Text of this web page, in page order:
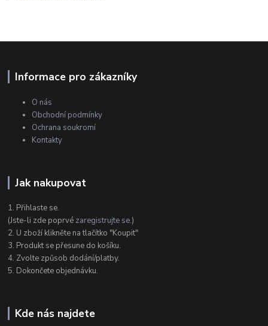
Informace pro zákazníky
O nás
Obchodní podmínky
Ochrana soukromí
Kontakty
Jak nakupovat
1. Přihlaste se.
(Jste-li zde poprvé zaregistrujte se.)
2. U zboží klikněte na tlačítko "Koupit"
3. Produkt se přesune do košíku.
4. Zvolte způsob dodání/platby.
5. Dokončete objednávku.
Kde nás najdete